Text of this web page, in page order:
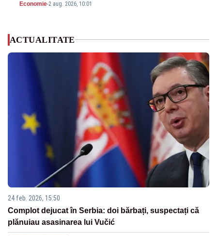
Economie-2 aug. 2026, 10:01
ACTUALITATE
24 feb. 2026, 15:50
Complot dejucat în Serbia: doi bărbați, suspectați că
plănuiau asasinarea lui Vučić